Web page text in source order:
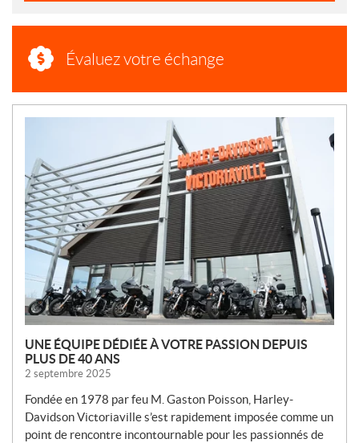
Évaluez votre échange
U
V
E
L
L
E
UNE ÉQUIPE DÉDIÉE À VOTRE PASSION DEPUIS
PLUS DE 40 ANS
2 septembre 2025
Fondée en 1978 par feu M. Gaston Poisson, Harley-
Davidson Victoriaville s’est rapidement imposée comme un
point de rencontre incontournable pour les passionnés de